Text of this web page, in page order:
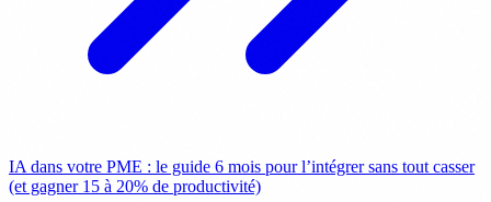
IA dans votre PME : le guide 6 mois pour l’intégrer sans tout casser
(et gagner 15 à 20% de productivité)